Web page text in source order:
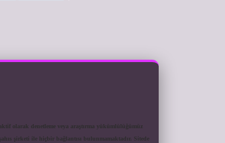
olarak denetleme veya araştırma yükümlülüğümüz
şirketi ile hiçbir bağlantısı bulunmamaktadır. Sitede